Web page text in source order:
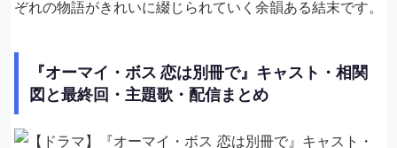
ぞれの物語がきれいに綴じられていく余韻ある結末です。
『オーマイ・ボス 恋は別冊で』キャスト・相関
図と最終回・主題歌・配信まとめ